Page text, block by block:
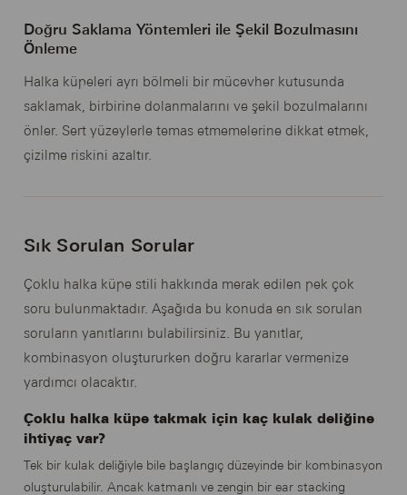
Doğru Saklama Yöntemleri ile Şekil Bozulmasını
Önleme
Halka küpeleri ayrı bölmeli bir mücevher kutusunda
saklamak, birbirine dolanmalarını ve şekil bozulmalarını
önler. Sert yüzeylerle temas etmemelerine dikkat etmek,
çizilme riskini azaltır.
Sık Sorulan Sorular
Çoklu halka küpe stili hakkında merak edilen pek çok
soru bulunmaktadır. Aşağıda bu konuda en sık sorulan
soruların yanıtlarını bulabilirsiniz. Bu yanıtlar,
kombinasyon oluştururken doğru kararlar vermenize
yardımcı olacaktır.
Çoklu halka küpe takmak için kaç kulak deliğine
ihtiyaç var?
Tek bir kulak deliğiyle bile başlangıç düzeyinde bir kombinasyon
oluşturulabilir. Ancak katmanlı ve zengin bir ear stacking